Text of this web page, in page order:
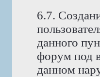
6.7.
данного
форум под
данном